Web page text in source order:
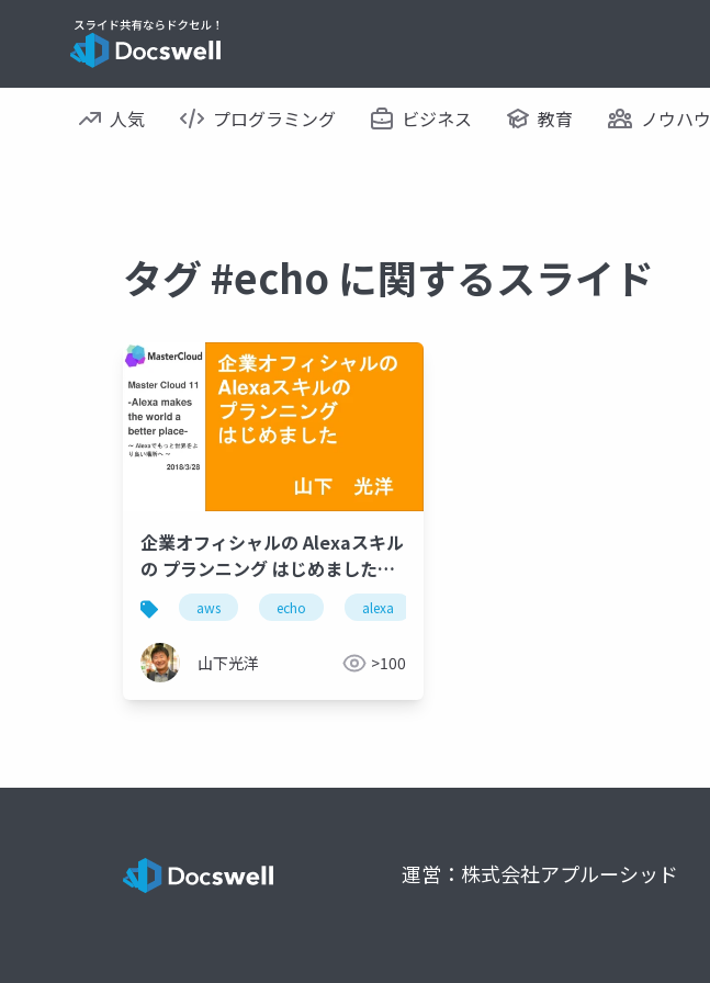
人気 プログラミング ビジネス 教育 ノウハウ
タグ #echo に関するスライド
企業オフィシャルの Alexaスキル
の プランニング はじめました
(Master Cloud 11)
aws echo alexa
山下光洋 >100
運営：株式会社アプルーシッド